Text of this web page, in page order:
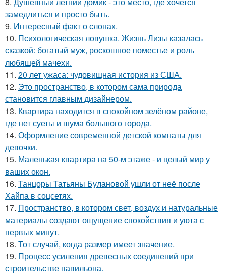
замедлиться и просто быть.
9. Интересный факт о слонах.
10. Психологическая ловушка. Жизнь Лизы казалась
сказкой: богатый муж, роскошное поместье и роль
любящей мачехи.
11. 20 лет ужаса: чудовищная история из США.
12. Это пространство, в котором сама природа
становится главным дизайнером.
13. Квартира находится в спокойном зелёном районе,
где нет суеты и шума большого города.
14. Оформление современной детской комнаты для
девочки.
15. Маленькая квартира на 50-м этаже - и целый мир у
ваших окон.
16. Танцоры Татьяны Булановой ушли от неё после
Хайпа в соцсетях.
17. Пространство, в котором свет, воздух и натуральные
материалы создают ощущение спокойствия и уюта с
первых минут.
18. Тот случай, когда размер имеет значение.
19. Процесс усиления древесных соединений при
строительстве павильона.